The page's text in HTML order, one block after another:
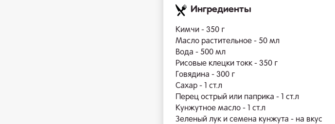
Ингредиенты
Кимчи - 350 г
Масло растительное - 50 мл
Вода - 500 мл
Рисовые клецки токк - 350 г
Говядина - 300 г
Сахар - 1 ст.л
Перец острый или паприка - 1 ст.л
Кунжутное масло - 1 ст.л
Зеленый лук и семена кунжута - на вкус